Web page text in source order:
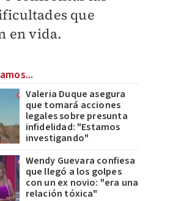
que
en vida.
Valeria Duque asegura
que tomará acciones
legales sobre presunta
infidelidad: "Estamos
investigando"
Wendy Guevara confiesa
que llegó a los golpes
con un ex novio: "era una
relación tóxica"